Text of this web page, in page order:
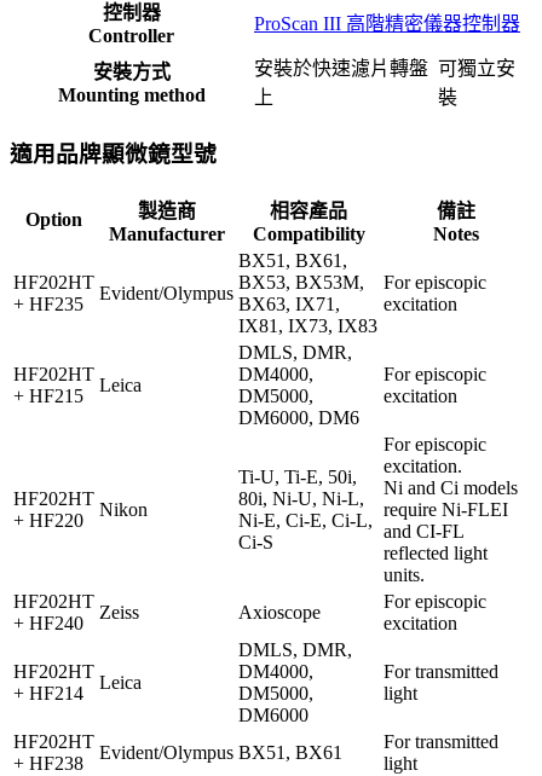
控制器
Controller
ProScan III 高階精密儀器控制器
安裝方式
Mounting method
安裝於快速濾片轉盤
上
可獨立安
裝
適用品牌顯微鏡型號
Option
製造商
Manufacturer
相容產品
Compatibility
備註
Notes
HF202HT
+ HF235
Evident/Olympus
BX51, BX61,
BX53, BX53M,
BX63, IX71,
IX81, IX73, IX83
For episcopic
excitation
HF202HT
+ HF215
Leica
DMLS, DMR,
DM4000,
DM5000,
DM6000, DM6
For episcopic
excitation
HF202HT
+ HF220
Nikon
Ti-U, Ti-E, 50i,
80i, Ni-U, Ni-L,
Ni-E, Ci-E, Ci-L,
Ci-S
For episcopic
excitation.
Ni and Ci models
require Ni-FLEI
and CI-FL
reflected light
units.
HF202HT
+ HF240
Zeiss Axioscope
For episcopic
excitation
HF202HT
+ HF214
Leica
DMLS, DMR,
DM4000,
DM5000,
DM6000
For transmitted
light
HF202HT
+ HF238
Evident/Olympus BX51, BX61
For transmitted
light